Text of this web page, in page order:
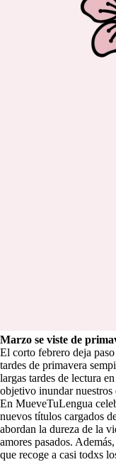
Marzo se viste de
El corto febrero deja
tardes de primavera
largas tardes de lectura
objetivo inundar nuestros
En MueveTuLengua
nuevos títulos cargados
abordan la dureza de la
amores pasados.
que recoge a casi todxs